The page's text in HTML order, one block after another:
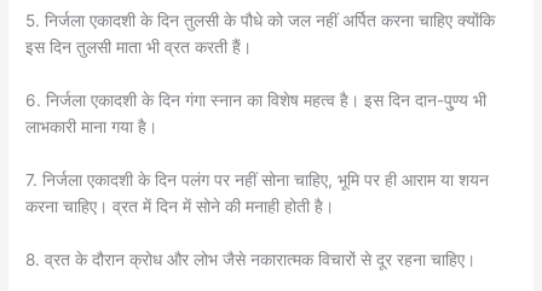
5. निर्जला एकादशी के दिन तुलसी के पौधे को जल नहीं अर्पित करना चाहिए क्योंकि
इस दिन तुलसी माता भी व्रत करती हैं।
6. निर्जला एकादशी के दिन गंगा स्नान का विशेष महत्व है। इस दिन दान-पु्ण्य भी
लाभकारी माना गया है।
7. निर्जला एकादशी के दिन पलंग पर नहीं सोना चाहिए, भूमि पर ही आराम या शयन
करना चाहिए। व्रत में दिन में सोने की मनाही होती है।
8. व्रत के दौरान क्रोध और लोभ जैसे नकारात्मक विचारों से दूर रहना चाहिए।